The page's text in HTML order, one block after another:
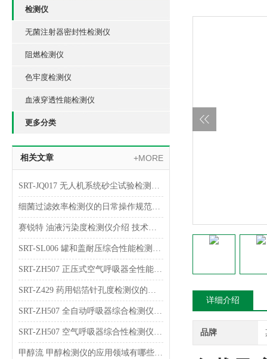
检测仪
无菌注射器密封性检测仪
阻燃检测仪
色牢度检测仪
血液穿透性能检测仪
更多分类
相关文章 +MORE
SRT-JQ017 无人机系统砂尘试验检测仪简单介绍 指导测试
细菌过滤效率检测仪的日常操作规范与设备维护指南
赛锐特 油液污染度检测仪介绍 技术说明
SRT-SL006 罐和盖耐压综合性能检测仪介绍 专业生产
SRT-ZH507 正压式空气呼吸器全性能综合检测仪简单介绍 技术员上门指导培训
SRT-Z429 药用铝箔针孔度检测仪的原理介绍 符合检测标准
SRT-ZH507 全自动呼吸器综合检测仪简单介绍 符合检测标准
SRT-ZH507 空气呼吸器综合性检测仪 符合检测标准
甲醇流 甲醇检测仪的应用领域有哪些 符合技术标准 赛锐特
详细介绍
品牌